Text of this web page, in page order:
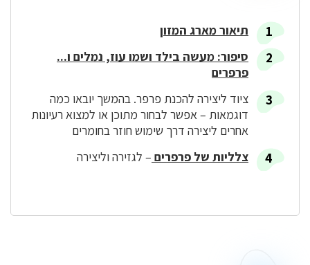
תיאור מארג המזון
סיפור: מעשה בילד ושמו עוז, נמלים ו...
פרפרים
ציוד ליצירה להכנת פרפר. בהמשך יובאו כמה
דוגמאות – אפשר לבחור מתוכן או למצוא רעיונות
אחרים ליצירה דרך שימוש חוזר בחומרים
צלליות של פרפרים – לגזירה וליצירה